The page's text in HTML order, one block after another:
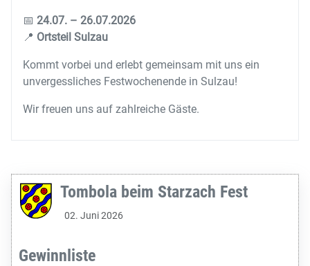
📅 24.07. – 26.07.2026
📍 Ortsteil Sulzau
Kommt vorbei und erlebt gemeinsam mit uns ein
unvergessliches Festwochenende in Sulzau!
Wir freuen uns auf zahlreiche Gäste.
Tombola beim Starzach Fest
02. Juni 2026
Gewinnliste